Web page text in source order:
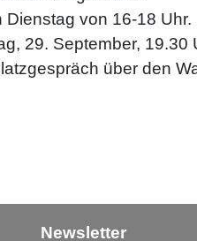
von 16-18
29. September, 19.30
über den
Newsletter